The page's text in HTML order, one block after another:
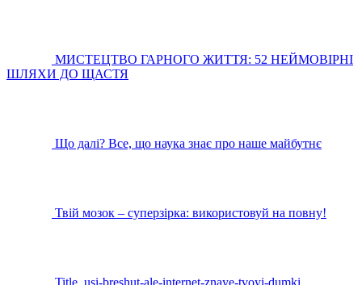
МИСТЕЦТВО ГАРНОГО ЖИТТЯ: 52 НЕЙМОВІРНІ
ШЛЯХИ ДО ЩАСТЯ
Що далі? Все, що наука знає про наше майбутнє
Твій мозок – суперзірка: використовуй на повну!
Title_usi-breshut-ale-internet-znaye-tvoyi-dumki